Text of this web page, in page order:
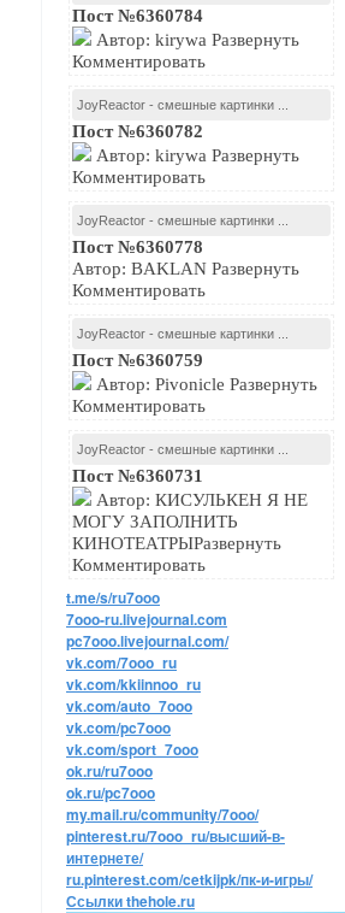
Пост №6360784
Автор: kirywa Развернуть
Комментировать
JoyReactor - смешные картинки ...
Пост №6360782
Автор: kirywa Развернуть
Комментировать
JoyReactor - смешные картинки ...
Пост №6360778
Автор: BAKLAN Развернуть
Комментировать
JoyReactor - смешные картинки ...
Пост №6360759
Автор: Pivonicle Развернуть
Комментировать
JoyReactor - смешные картинки ...
Пост №6360731
Автор: КИСУЛЬКЕН Я НЕ
МОГУ ЗАПОЛНИТЬ
КИНОТЕАТРЫРазвернуть
Комментировать
t.me/s/ru7ooo
7ooo-ru.livejournal.com
pc7ooo.livejournal.com/
vk.com/7ooo_ru
vk.com/kkiinnoo_ru
vk.com/auto_7ooo
vk.com/pc7ooo
vk.com/sport_7ooo
ok.ru/ru7ooo
ok.ru/pc7ooo
my.mail.ru/community/7ooo/
pinterest.ru/7ooo_ru/высший-в-
интернете/
ru.pinterest.com/cetkijpk/пк-и-игры/
Ссылки thehole.ru